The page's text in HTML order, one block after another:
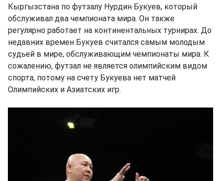
Кыргызстана по футзалу Нурдин Букуев, который
обслуживал два чемпионата мира. Он также
регулярно работает на континентальных турнирах. До
недавних времен Букуев считался самым молодым
судьей в мире, обслуживающим чемпионаты мира. К
сожалению, футзал не является олимпийским видом
спорта, потому на счету Букуева нет матчей
Олимпийских и Азиатских игр.